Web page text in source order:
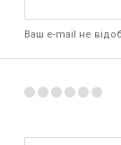
Ваш e-mail не